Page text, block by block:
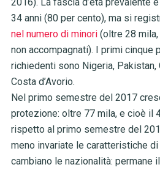
34 anni (80 per cento), ma si
nel numero di minori (oltre 28
non accompagnati). I primi cinque
richiedenti sono Nigeria, Pakistan,
Costa d’Avorio.
Nel primo semestre del 2017
protezione: oltre 77 mila, e cioè il
rispetto al primo semestre del
meno invariate le caratteristiche
cambiano le nazionalità: permane